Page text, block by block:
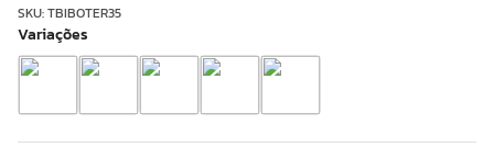
SKU:TBIBOTER35